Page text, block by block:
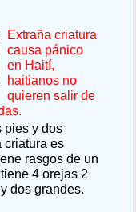
Extraña criatura
causa pánico
en Haití,
haitianos no
quieren salir de
pies y dos
criatura es
rasgos de un
4 orejas 2
dos grandes.